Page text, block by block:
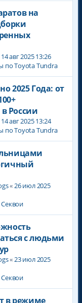
на
14 авг 2025 13:26
по Toyota Tundra
2025 Года: от
России
14 авг 2025 13:24
по Toyota Tundra
« 26 июл 2025
с людьми
« 23 июл 2025
в режиме